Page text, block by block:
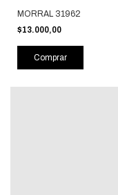
MORRAL 31962
$13.000,00
Comprar